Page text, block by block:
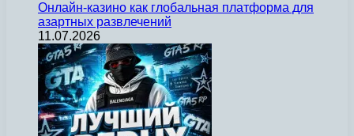
Онлайн-казино как глобальная платформа для
азартных развлечений
11.07.2026